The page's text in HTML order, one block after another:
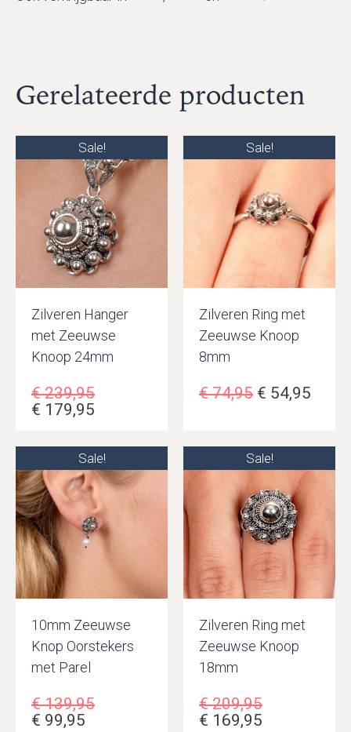
Gerelateerde producten
Sale!
Zilveren Hanger
met Zeeuwse
Knoop 24mm
€239,95
€ 179,95
Sale!
Zilveren Ring met
Zeeuwse Knoop
8mm
€74,95 € 54,95
Sale!
10mm Zeeuwse
Knop Oorstekers
met Parel
€139,95
€ 99,95
Sale!
Zilveren Ring met
Zeeuwse Knoop
18mm
€209,95
€ 169,95